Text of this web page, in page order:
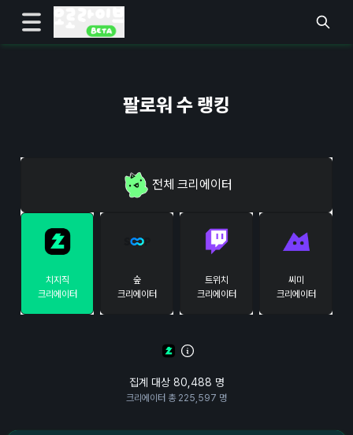
팔로워 수 랭킹
전체 크리에이터
치지직
크리에이터
숲
크리에이터
트위치
크리에이터
씨미
크리에이터
집계 대상 80,488 명
크리에이터 총 225,597 명